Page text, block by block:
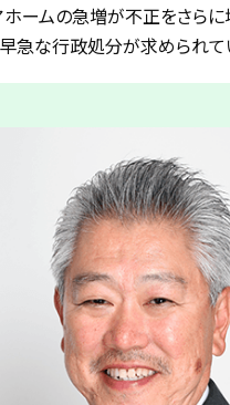
ホームの急増が不正をさら
早急な行政処分が求められて